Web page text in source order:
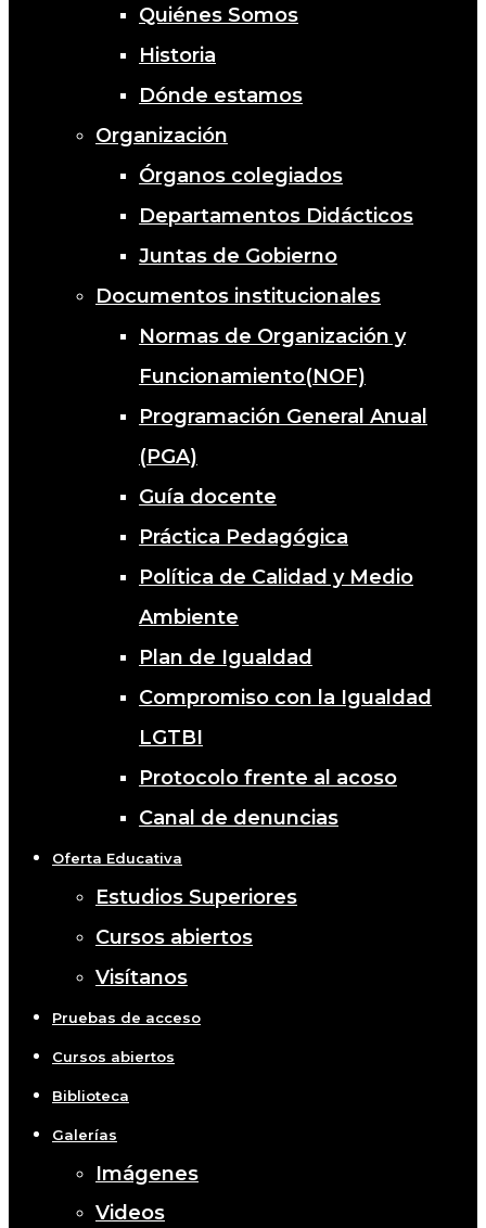
Quiénes Somos
Historia
Dónde estamos
Organización
Órganos colegiados
Departamentos Didácticos
Juntas de Gobierno
Documentos institucionales
Normas de Organización y
Funcionamiento(NOF)
Programación General Anual
(PGA)
Guía docente
Práctica Pedagógica
Política de Calidad y Medio
Ambiente
Plan de Igualdad
Compromiso con la Igualdad
LGTBI
Protocolo frente al acoso
Canal de denuncias
Oferta Educativa
Estudios Superiores
Cursos abiertos
Visítanos
Pruebas de acceso
Cursos abiertos
Biblioteca
Galerías
Imágenes
Videos